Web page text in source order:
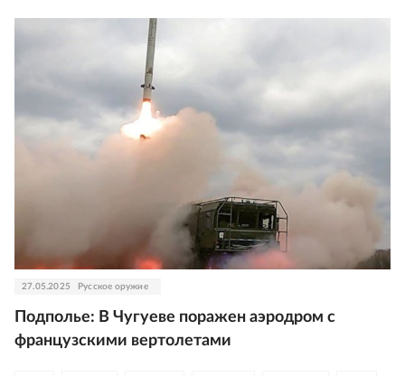
27.05.2025 Русское оружие
Подполье: В Чугуеве поражен аэродром с
французскими вертолетами